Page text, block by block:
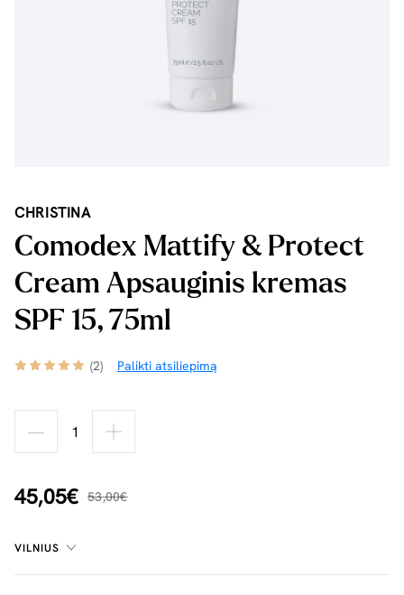
CHRISTINA
Comodex Mattify & Protect
Cream Apsauginis kremas
SPF 15, 75ml
(2) Palikti atsiliepimą
45,05€ 53,00€
VILNIUS